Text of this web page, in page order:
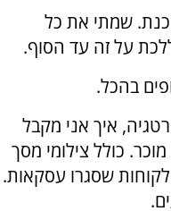
שמתי את כל
על זה עד הסוף.
בהכל.
איך אני מקבל
כולל צילומי מסך
שסגרו עסקאות.